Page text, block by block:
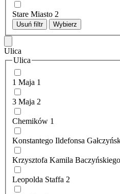
Stare Miasto 2
Usuń filtr Wybierz
Ulica
Ulica
1 Maja 1
3 Maja 2
Chemików 1
Konstantego Ildefonsa
Krzysztofa Kamila Baczyńskiego
Leopolda Staffa 2